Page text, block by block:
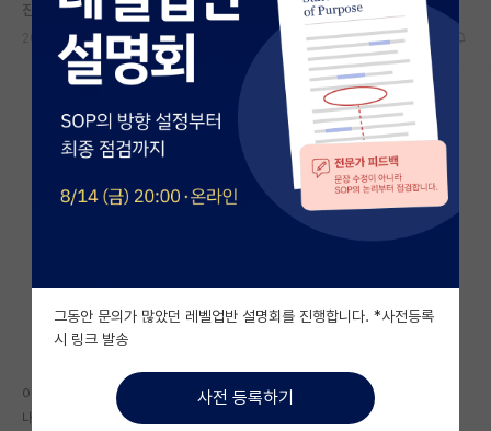
연구실&오픈랩
커뮤니티
커뮤니티 홈
전체글보기
베스트 게시판
자유 게시판(아무개랩)
미국 유학 게시판
미국 대학원 합격 후기 게시판
대학원생 모집 게시판
진지한 데이비드 흄
2023.10.18 1 2971
이번에 AI 대학원 포스텍 서류 붙으신 분들!
내년 1차 지원하려는데 학부/학점 혹시 알려주실수있나요?
그동안 문의가 많았던 레벨업반 설명회를 진행합니다. *사전등록
시 링크 발송
사전 등록하기